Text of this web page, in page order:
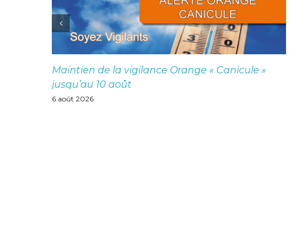
Maintien de la vigilance Orange « Canicule »
jusqu’au 10 août
6 août 2026